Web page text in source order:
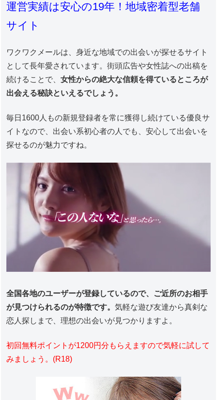
運営実績は安心の19年！地域密着型老舗
サイト
ワクワクメールは、身近な地域での出会いが探せるサイト
として長年愛されています。街頭広告や女性誌への出稿を
続けることで、女性からの絶大な信頼を得ているところが
出会える秘訣といえるでしょう。
毎日1600人もの新規登録者を常に獲得し続けている優良サ
イトなので、出会い系初心者の人でも、安心して出会いを
探せるのが魅力ですね。
全国各地のユーザーが登録しているので、ご近所のお相手
が見つけられるのが特徴です。気軽な遊び友達から真剣な
恋人探しまで、理想の出会いが見つかりますよ。
初回無料ポイントが1200円分もらえますので気軽に試して
みましょう。(R18)